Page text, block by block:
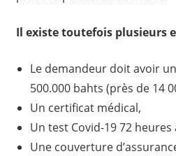
Il existe toutefois plusieurs
Le demandeur doit avoir
500.000 bahts (près de 14
Un certificat médical,
Un test Covid-19 72 heures
Une couverture